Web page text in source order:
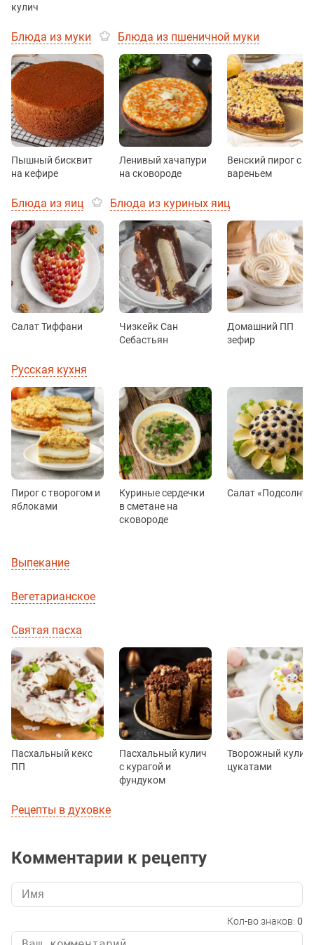
кулич
Блюда из муки Блюда из пшеничной муки
Пышный бисквит
на кефире
Ленивый хачапури
на сковороде
Венский пирог с
вареньем
Блюда из яиц Блюда из куриных яиц
Салат Тиффани
Чизкейк Сан
Себастьян
Домашний ПП
зефир
Русская кухня
Пирог с творогом и
яблоками
Куриные сердечки
в сметане на
сковороде
Салат
Выпекание
Вегетарианское
Святая пасха
Пасхальный кекс
ПП
Пасхальный кулич
с курагой и
фундуком
Творожный кулич
цукатами
Рецепты в духовке
Комментарии к рецепту
Кол-во знаков: 0